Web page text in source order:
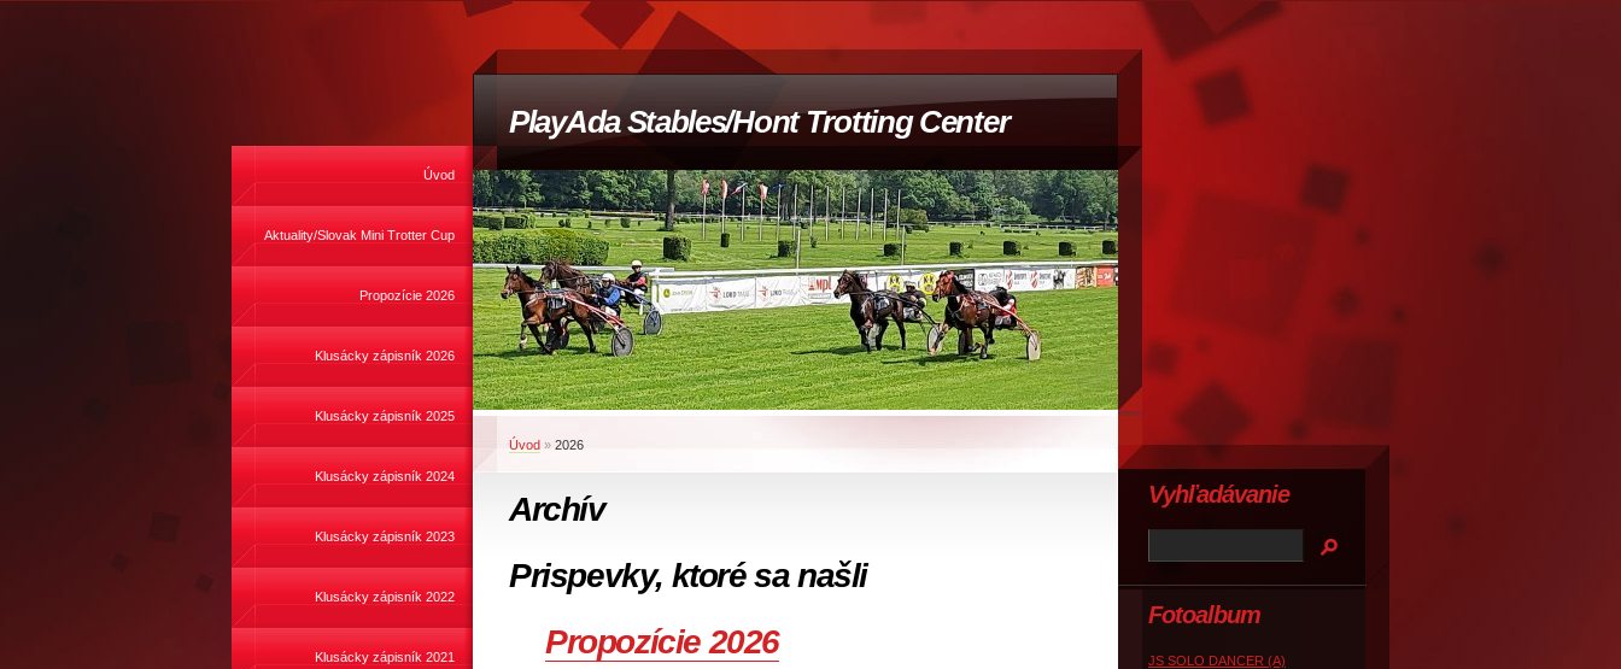
PlayAda Stables/Hont Trotting Center
Úvod
Aktuality/Slovak Mini Trotter Cup
Propozície 2026
Klusácky zápisník 2026
Klusácky zápisník 2025
Klusácky zápisník 2024
Klusácky zápisník 2023
Klusácky zápisník 2022
Klusácky zápisník 2021
Úvod » 2026
Archív
Prispevky, ktoré sa našli
Propozície 2026
Fotoalbum
JS SOLO DANCER (A)
Vyhľadávanie